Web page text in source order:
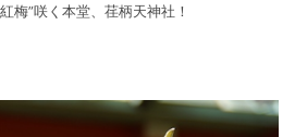
梅”咲く本堂、荏柄天神社！